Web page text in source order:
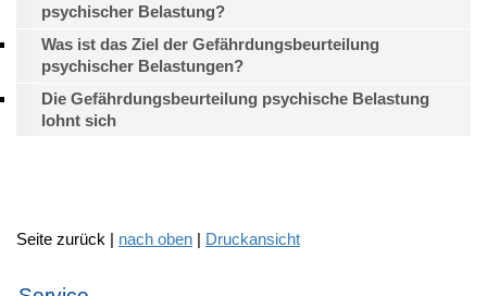
psychischer Belastung?
Was ist das Ziel der Gefährdungsbeurteilung
psychischer Belastungen?
Die Gefährdungsbeurteilung psychische Belastung
lohnt sich
Seite zurück | nach oben | Druckansicht